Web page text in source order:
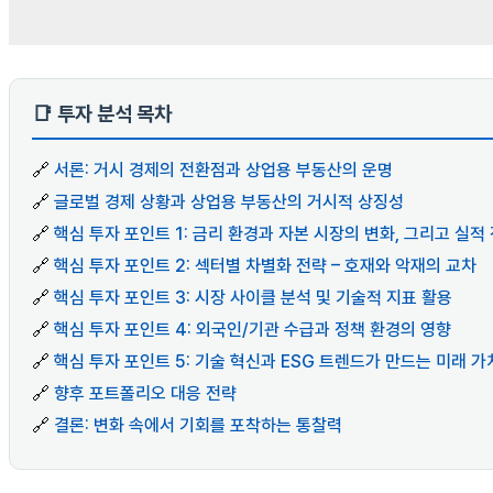
📑 투자 분석 목차
🔗 서론: 거시 경제의 전환점과 상업용 부동산의 운명
🔗 글로벌 경제 상황과 상업용 부동산의 거시적 상징성
🔗 핵심 투자 포인트 1: 금리 환경과 자본 시장의 변화, 그리고 실적
🔗 핵심 투자 포인트 2: 섹터별 차별화 전략 – 호재와 악재의 교차
🔗 핵심 투자 포인트 3: 시장 사이클 분석 및 기술적 지표 활용
🔗 핵심 투자 포인트 4: 외국인/기관 수급과 정책 환경의 영향
🔗 핵심 투자 포인트 5: 기술 혁신과 ESG 트렌드가 만드는 미래 가
🔗 향후 포트폴리오 대응 전략
🔗 결론: 변화 속에서 기회를 포착하는 통찰력